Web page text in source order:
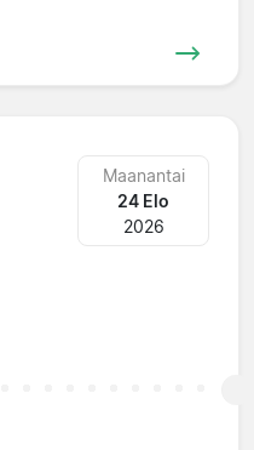
Maanantai
24 Elo
2026